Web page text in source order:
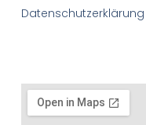
Datenschutzerklärung